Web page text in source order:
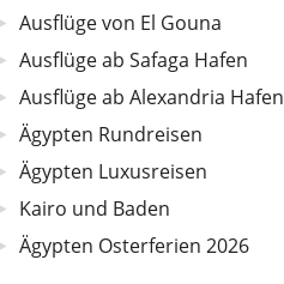
Ausflüge von El Gouna
Ausflüge ab Safaga Hafen
Ausflüge ab Alexandria Hafen
Ägypten Rundreisen
Ägypten Luxusreisen
Kairo und Baden
Ägypten Osterferien 2026